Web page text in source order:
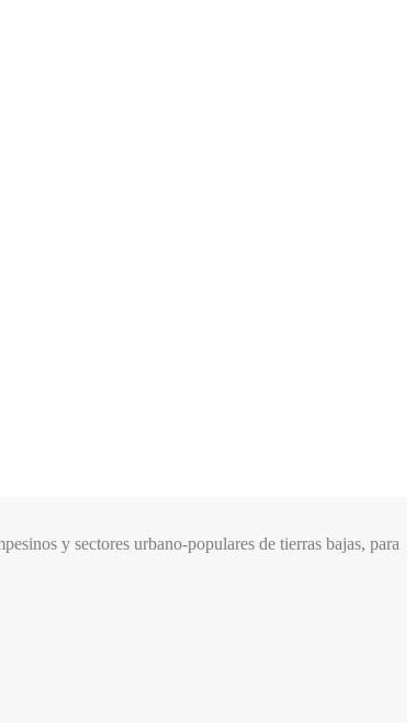
y sectores urbano-populares de tierras bajas, para